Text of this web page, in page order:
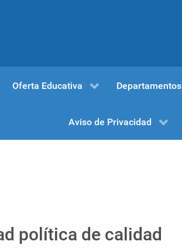
Oferta Educativa Departamentos
Aviso de Privacidad
política de calidad